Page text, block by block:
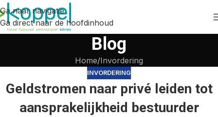
Ga naar navigatie
Ga direct naar de hoofdinhoud
Blog
Home Invordering
INVORDERING
Geldstromen naar privé leiden tot
aansprakelijkheid bestuurder